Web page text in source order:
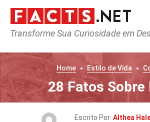
Transforme Sua Curiosidade em
Home Estilo de Vida
28 Fatos Sobre
Escrito Por: Althea